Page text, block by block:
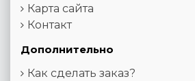
Карта сайта
Контакт
Дополнительно
Как сделать заказ?